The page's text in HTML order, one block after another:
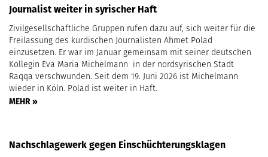
Journalist weiter in syrischer Haft
Zivilgesellschaftliche Gruppen rufen dazu auf, sich weiter für die
Freilassung des kurdischen Journalisten Ahmet Polad
einzusetzen. Er war im Januar gemeinsam mit seiner deutschen
Kollegin Eva Maria Michelmann in der nordsyrischen Stadt
Raqqa verschwunden. Seit dem 19. Juni 2026 ist Michelmann
wieder in Köln. Polad ist weiter in Haft.
MEHR »
Nachschlagewerk gegen Einschüchterungsklagen